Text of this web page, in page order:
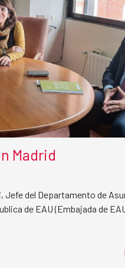
Madrid
Jefe del Departamento de
de EAU (Embajada de